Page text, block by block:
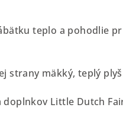
teplo a pohodlie
strany mäkký, teplý
Little Dutch